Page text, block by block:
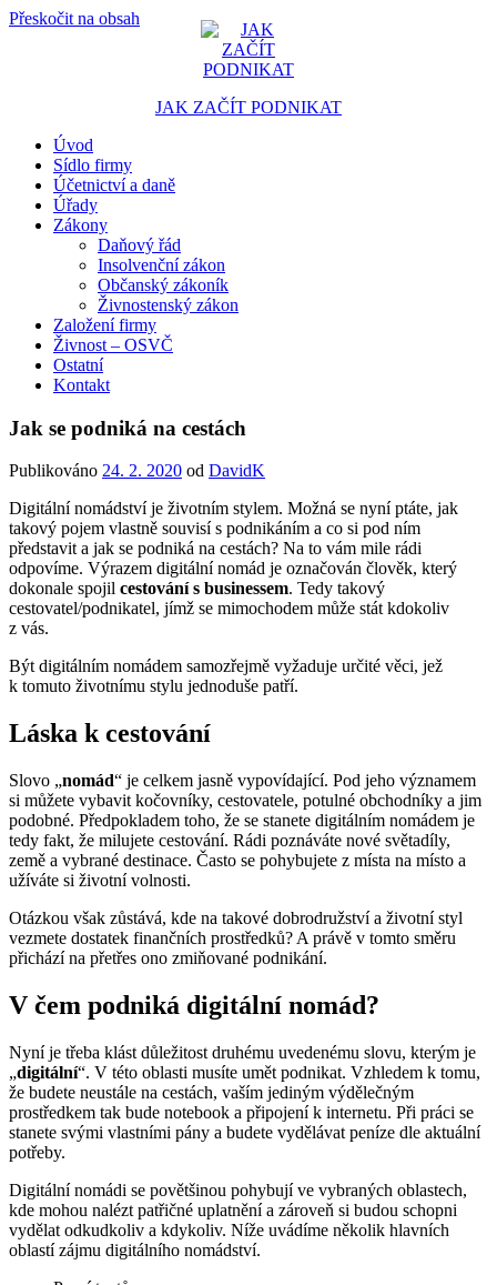
Přeskočit na obsah
JAK ZAČÍT PODNIKAT
Portál pro podnikatele
Úvod
Sídlo firmy
Účetnictví a daně
Úřady
Zákony
Daňový řád
Insolvenční zákon
Občanský zákoník
Živnostenský zákon
Založení firmy
Živnost – OSVČ
Ostatní
Kontakt
Jak se podniká na cestách
Publikováno 24. 2. 2020 od DavidK
Digitální nomádství je životním stylem. Možná se nyní ptáte, jak
takový pojem vlastně souvisí s podnikáním a co si pod ním
představit a jak se podniká na cestách? Na to vám mile rádi
odpovíme. Výrazem digitální nomád je označován člověk, který
dokonale spojil cestování s businessem. Tedy takový
cestovatel/podnikatel, jímž se mimochodem může stát kdokoliv
z vás.
Být digitálním nomádem samozřejmě vyžaduje určité věci, jež
k tomuto životnímu stylu jednoduše patří.
Láska k cestování
Slovo „nomád“ je celkem jasně vypovídající. Pod jeho významem
si můžete vybavit kočovníky, cestovatele, potulné obchodníky a jim
podobné. Předpokladem toho, že se stanete digitálním nomádem je
tedy fakt, že milujete cestování. Rádi poznáváte nové světadíly,
země a vybrané destinace. Často se pohybujete z místa na místo a
užíváte si životní volnosti.
Otázkou však zůstává, kde na takové dobrodružství a životní styl
vezmete dostatek finančních prostředků? A právě v tomto směru
přichází na přetřes ono zmiňované podnikání.
V čem podniká digitální nomád?
Nyní je třeba klást důležitost druhému uvedenému slovu, kterým je
„digitální“. V této oblasti musíte umět podnikat. Vzhledem k tomu,
že budete neustále na cestách, vaším jediným výdělečným
prostředkem tak bude notebook a připojení k internetu. Při práci se
stanete svými vlastními pány a budete vydělávat peníze dle aktuální
potřeby.
Digitální nomádi se povětšinou pohybují ve vybraných oblastech,
kde mohou nalézt patřičné uplatnění a zároveň si budou schopni
vydělat odkudkoliv a kdykoliv. Níže uvádíme několik hlavních
oblastí zájmu digitálního nomádství.